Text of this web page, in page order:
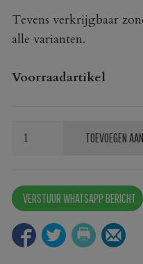
Tevens verkrijgbaar
alle varianten.
Voorraadartikel
Terrasstoel
arm
aantal
TOEVOEGEN
VERSTUUR WHATSAPP BERICHT